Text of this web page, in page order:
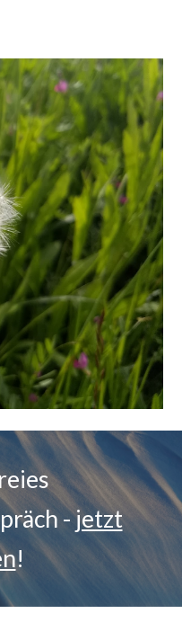
-jetzt
!